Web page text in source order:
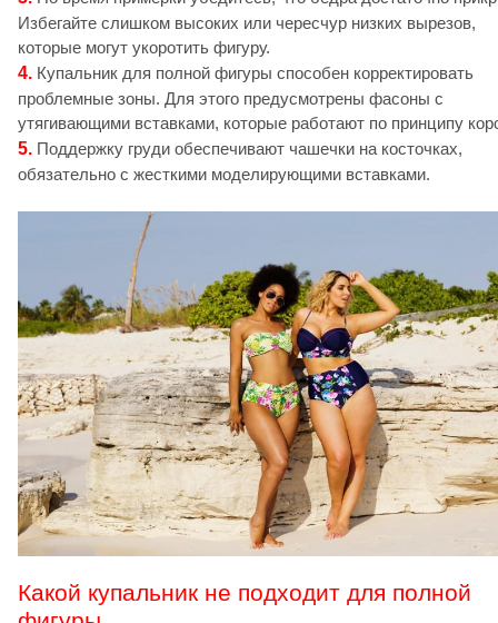
Избегайте слишком высоких или чересчур низких вырезов,
которые могут укоротить фигуру.
4. Купальник для полной фигуры способен корректировать
проблемные зоны. Для этого предусмотрены фасоны с
утягивающими вставками, которые работают по принципу
5. Поддержку груди обеспечивают чашечки на косточках,
обязательно с жесткими моделирующими вставками.
Какой купальник не подходит для полной